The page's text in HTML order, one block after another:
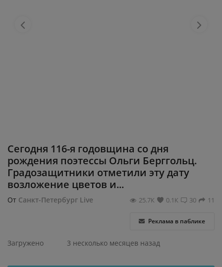
О рейтинге
Сегодня 116-я годовщина со дня
рождения поэтессы Ольги Берггольц.
Градозащитники отметили эту дату
возложение цветов и...
От Санкт-Петербург Live 11
30
0.1К
25.7К
Реклама в паблике
Загружено 3 несколько месяцев назад